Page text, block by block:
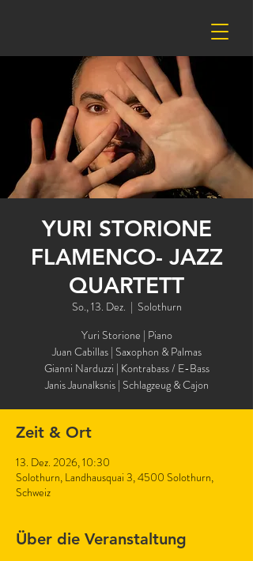
YURI STORIONE
FLAMENCO- JAZZ
QUARTETT
So., 13. Dez.
  |
Solothurn
Yuri Storione | Piano
Juan Cabillas | Saxophon & Palmas
Gianni Narduzzi | Kontrabass / E-Bass
Janis Jaunalksnis | Schlagzeug & Cajon
Zeit & Ort
13. Dez. 2026, 10:30
Solothurn, Landhausquai 3, 4500 Solothurn,
Schweiz
Über die Veranstaltung